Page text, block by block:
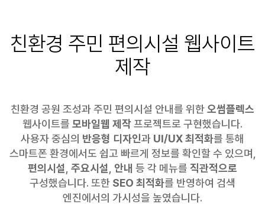
반응형 모바일웹으로 친환경 공원 주민 편의시설을 직관적으로 안내합니다.
친환경 주민 편의시설 웹사이트
제작
친환경 공원 조성과 주민 편의시설 안내를 위한오썸플렉스
웹사이트를 모바일웹 제작프로젝트로 구현했습니다.
사용자 중심의 반응형 디자인과 UI/UX 최적화를 통해
스마트폰 환경에서도 쉽고 빠르게 정보를 확인할 수 있으며,
편의시설 주요시설 안내 등 각 메뉴를 직관적으로
구성했습니다. 또한 SEO 최적화를 반영하여 검색
엔진에서의 가시성을 높였습니다.